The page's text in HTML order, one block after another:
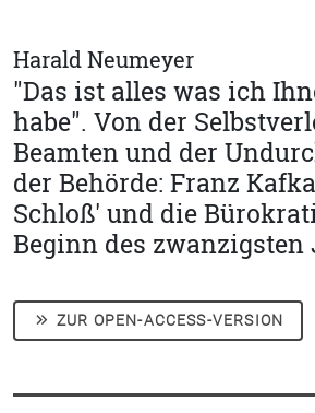
Harald Neumeyer
"Das ist alles was ich
habe". Von der
Beamten und der
der Behörde: Franz
Schloß' und die
Beginn des
ZUR OPEN-ACCESS-VERSION